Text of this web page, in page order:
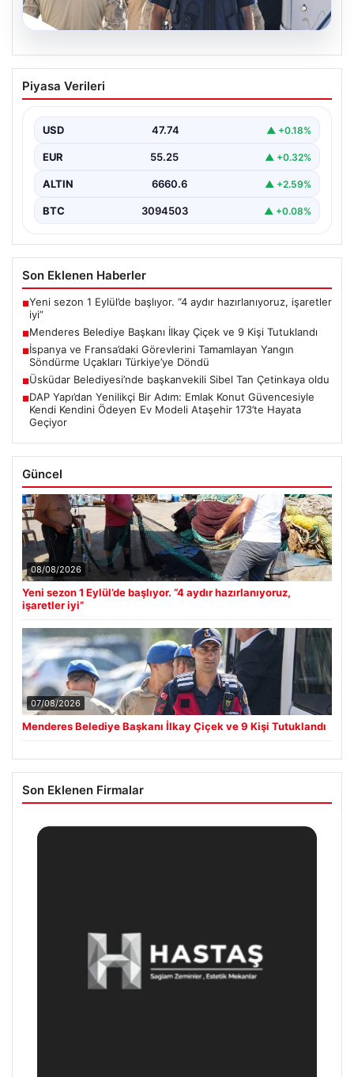
07.08.2026
Menderes Belediye Başkanı İlkay Çiçek
ve 9 Kişi Tutuklandı
Çiçek'in de aralarında bulunduğu isimlere yönelik
yürütülen kapsamlı…
Piyasa Verileri
USD 47.74 ▲ +0.18%
EUR 55.25 ▲ +0.32%
ALTIN 6660.6 ▲ +2.59%
BTC 3094503 ▲ +0.08%
Son Eklenen Haberler
■Yeni sezon 1 Eylül’de başlıyor. “4 aydır hazırlanıyoruz, işaretler
iyi”
■Menderes Belediye Başkanı İlkay Çiçek ve 9 Kişi Tutuklandı
■İspanya ve Fransa’daki Görevlerini Tamamlayan Yangın
Söndürme Uçakları Türkiye’ye Döndü
■Üsküdar Belediyesi’nde başkanvekili Sibel Tan Çetinkaya oldu
■DAP Yapı’dan Yenilikçi Bir Adım: Emlak Konut Güvencesiyle
Kendi Kendini Ödeyen Ev Modeli Ataşehir 173’te Hayata
Geçiyor
Güncel
08/08/2026
Yeni sezon 1 Eylül’de başlıyor. “4 aydır hazırlanıyoruz,
işaretler iyi”
07/08/2026
Menderes Belediye Başkanı İlkay Çiçek ve 9 Kişi Tutuklandı
Son Eklenen Firmalar